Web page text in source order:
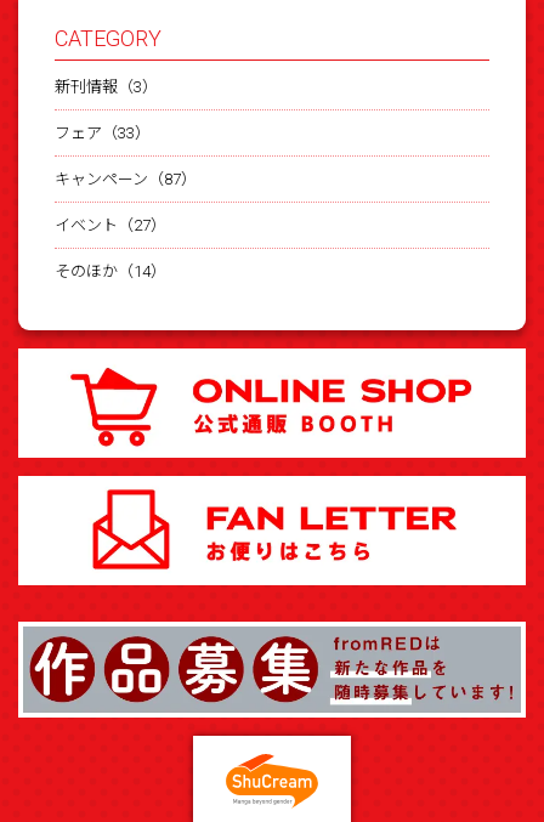
CATEGORY
新刊情報（3）
フェア（33）
キャンペーン（87）
イベント（27）
そのほか（14）